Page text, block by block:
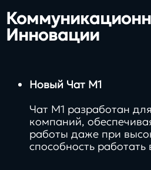
Инновации
Новый Чат М1
Чат М1 разработан
компаний,
работы даже при
способность